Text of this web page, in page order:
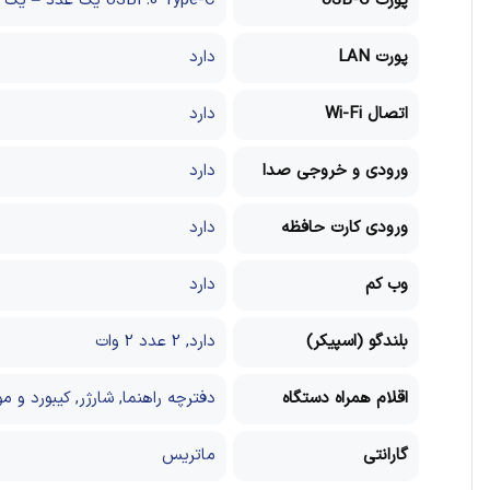
پورت LAN دارد
اتصال Wi-Fi دارد
ورودی و خروجی صدا دارد
ورودی کارت حافظه دارد
وب کم دارد
بلندگو (اسپیکر) دارد, 2 عدد 2 وات
اقلام همراه دستگاه دفترچه راهنما, شارژر, کیبورد
گارانتی ماتریس